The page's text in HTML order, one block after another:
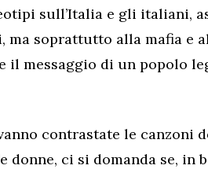
sull’Italia e gli italiani,
ma soprattutto alla mafia e
il messaggio di un popolo
contrastate le canzoni
donne, ci si domanda se, in